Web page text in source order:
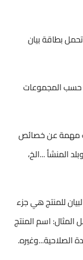
بطاقة بيان
حسب المجموعات
مهمة عن خصائص
المنشأ ...الخ،
للمنتج هي جزء
اسم المنتج
الصلاحية...وغيره.